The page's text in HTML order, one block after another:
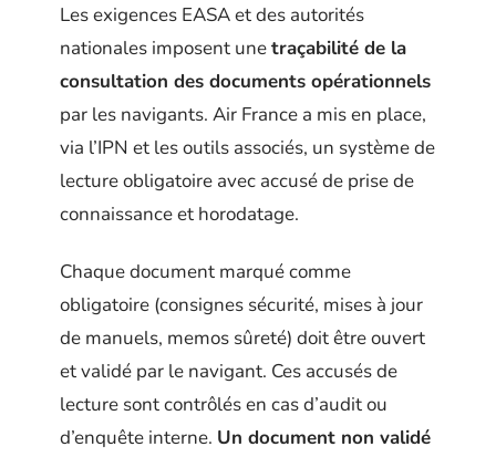
Les exigences EASA et des autorités
nationales imposent unetraçabilité de la
consultation des documents opérationnels
par les navigants. Air France a mis en place,
via l’IPN et les outils associés, un système de
lecture obligatoire avec accusé de prise de
connaissance et horodatage.
Chaque document marqué comme
obligatoire (consignes sécurité, mises à jour
de manuels, memos sûreté) doit être ouvert
et validé par le navigant. Ces accusés de
lecture sont contrôlés en cas d’audit ou
d’enquête interne. Un document non validé